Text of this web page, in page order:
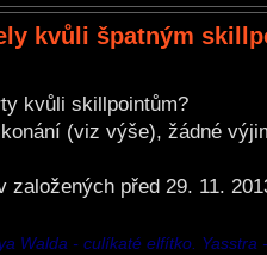
kvůli špatným
kvůli skillpointům?
(viz výše), žádné
založených před 29. 11.
Walda - culíkaté elfítko.